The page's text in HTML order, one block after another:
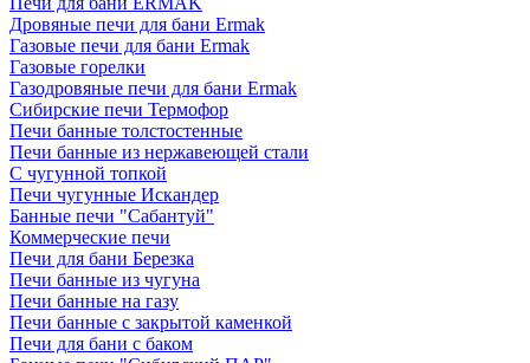
Дровяные печи для бани Ermak
Газовые печи для бани Ermak
Газовые горелки
Газодровяные печи для бани Ermak
Сибирские печи Термофор
Печи банные толстостенные
Печи банные из нержавеющей стали
С чугунной топкой
Печи чугунные Искандер
Банные печи "Сабантуй"
Коммерческие печи
Печи для бани Березка
Печи банные из чугуна
Печи банные на газу
Печи банные с закрытой каменкой
Печи для бани с баком